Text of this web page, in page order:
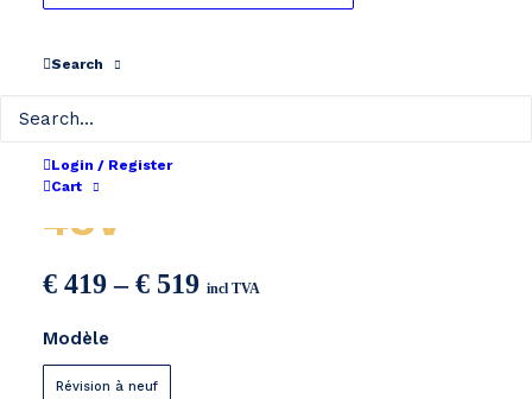
Search
Login / Register
Cart
Mate. / Samebike
48V
€ 419 – € 519Price
incl TVA
Modèle
Révision à neuf